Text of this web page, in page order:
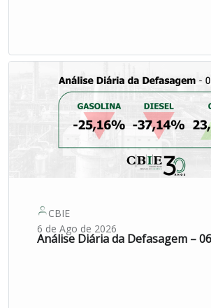
CBIE
6 de Ago de 2026
Análise Diária da Defasagem –